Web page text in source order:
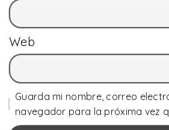
Web
Guarda mi nombre, correo
navegador para la próxima vez